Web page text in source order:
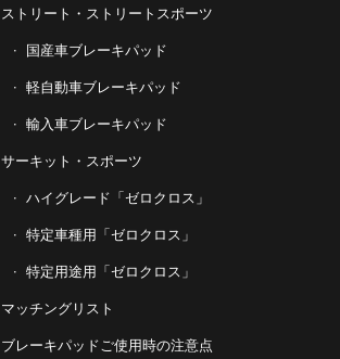
ストリート・ストリートスポーツ
国産車ブレーキパッド
軽自動車ブレーキパッド
輸入車ブレーキパッド
サーキット・スポーツ
ハイグレード「ゼロクロス」
特定車種用「ゼロクロス」
特定用途用「ゼロクロス」
マッチングリスト
ブレーキパッドご使用時の注意点